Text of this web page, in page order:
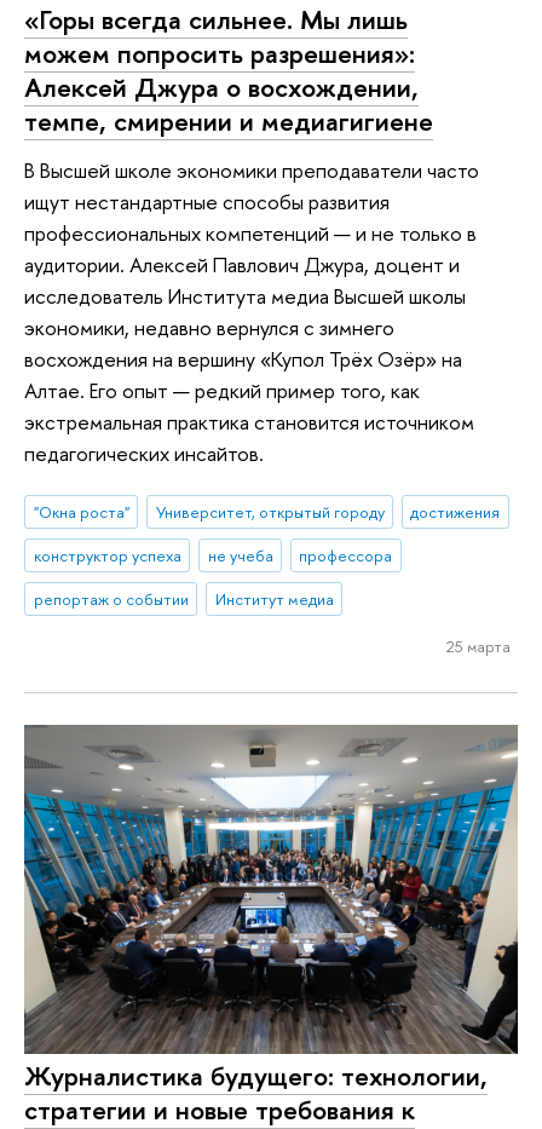
«Горы всегда сильнее. Мы лишь
можем попросить разрешения»:
Алексей Джура о восхождении,
темпе, смирении и медиагигиене
В Высшей школе экономики преподаватели часто
ищут нестандартные способы развития
профессиональных компетенций — и не только в
аудитории. Алексей Павлович Джура, доцент и
исследователь Института медиа Высшей школы
экономики, недавно вернулся с зимнего
восхождения на вершину «Купол Трёх Озёр» на
Алтае. Его опыт — редкий пример того, как
экстремальная практика становится источником
педагогических инсайтов.
"Окна роста" Университет, открытый городу
достижения
конструктор успеха
не учеба
профессора
репортаж о событии
Институт медиа
25 марта
Журналистика будущего: технологии,
стратегии и новые требования к